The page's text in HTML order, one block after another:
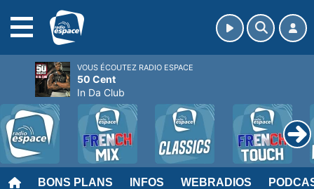
BONS PLANS INFOS WEBRADIOS
VOUS ÉCOUTEZ RADIO ESPACE
50 Cent
In Da Club